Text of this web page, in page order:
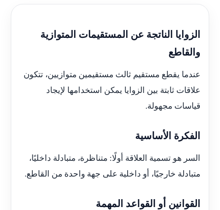
الزوايا الناتجة عن المستقيمات المتوازية
والقاطع
عندما يقطع مستقيم ثالث مستقيمين متوازيين، تتكون
علاقات ثابتة بين الزوايا يمكن استخدامها لإيجاد
قياسات مجهولة.
الفكرة الأساسية
السر هو تسمية العلاقة أولًا: متناظرة، متبادلة داخليًا،
متبادلة خارجيًا، أو داخلية على جهة واحدة من القاطع.
القوانين أو القواعد المهمة